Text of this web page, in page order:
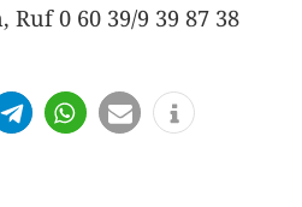
0 60 39/9 39 87 38